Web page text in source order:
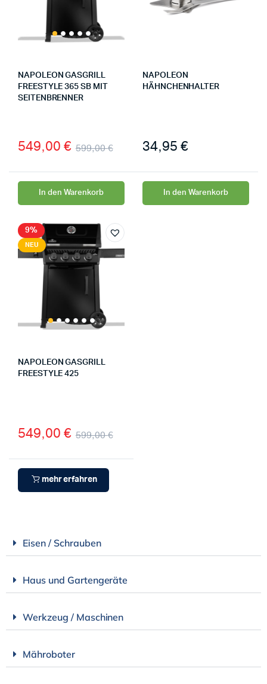
NAPOLEON GASGRILL
FREESTYLE 365 SB MIT
SEITENBRENNER
599,00€
549,00 €
In den Warenkorb
NAPOLEON
HÄHNCHENHALTER
34,95 €
In den Warenkorb
9%
NEU
NAPOLEON GASGRILL
FREESTYLE 425
599,00€
549,00 €
mehr erfahren
Eisen / Schrauben
Haus und Gartengeräte
Werkzeug / Maschinen
Mähroboter